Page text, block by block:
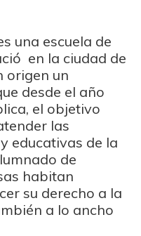
una escuela de
en la ciudad de
origen un
desde el año
el objetivo
las
educativas de la
de
habitan
su derecho a la
a lo ancho